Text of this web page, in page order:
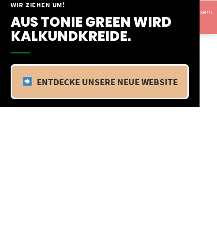
WIR ZIEHEN UM!
AUS TONIE GREEN WIRD
KALKUNDKREIDE.
ENTDECKE UNSERE NEUE WEBSITE
Springe
Inhalt
Vom 09.04.25 - 20.04.25 befinden wir uns im Betriebsurlaub. In diesem
Zeitraum findet kein Versand statt.Ausblenden